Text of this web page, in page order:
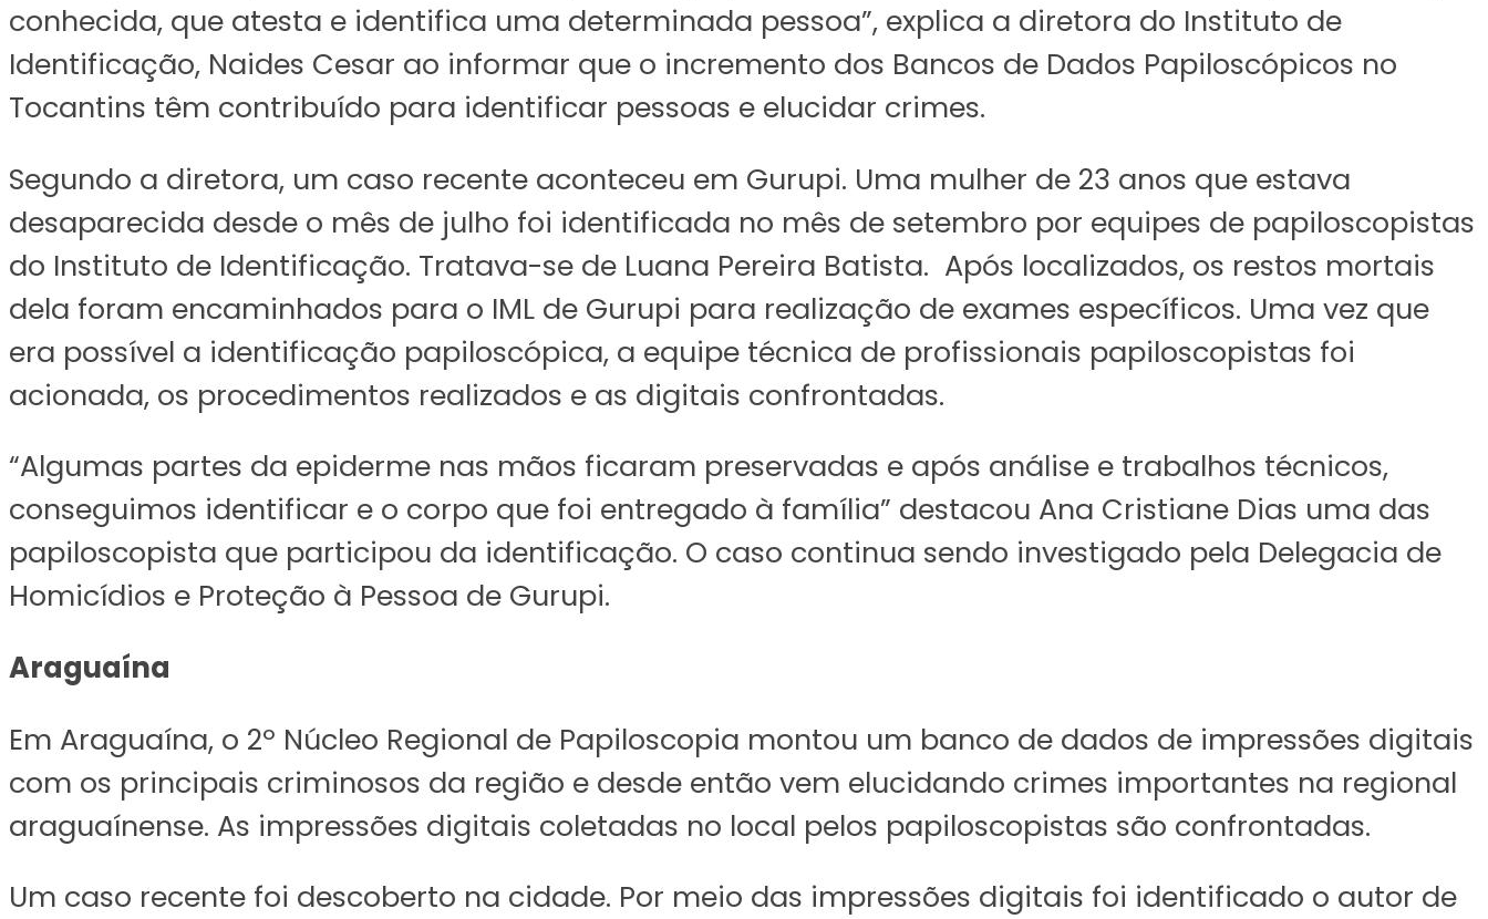
conhecida, que atesta e identifica uma determinada pessoa”, explica a diretora do Instituto de
Identificação, Naides Cesar ao informar que o incremento dos Bancos de Dados Papiloscópicos no
Tocantins têm contribuído para identificar pessoas e elucidar crimes.
Segundo a diretora, um caso recente aconteceu em Gurupi. Uma mulher de 23 anos que estava
desaparecida desde o mês de julho foi identificada no mês de setembro por equipes de papiloscopistas
do Instituto de Identificação. Tratava-se de Luana Pereira Batista. Após localizados, os restos mortais
dela foram encaminhados para o IML de Gurupi para realização de exames específicos. Uma vez que
era possível a identificação papiloscópica, a equipe técnica de profissionais papiloscopistas foi
acionada, os procedimentos realizados e as digitais confrontadas.
“Algumas partes da epiderme nas mãos ficaram preservadas e após análise e trabalhos técnicos,
conseguimos identificar e o corpo que foi entregado à família” destacou Ana Cristiane Dias uma das
papiloscopista que participou da identificação. O caso continua sendo investigado pela Delegacia de
Homicídios e Proteção à Pessoa de Gurupi.
Araguaína
Em Araguaína, o 2º Núcleo Regional de Papiloscopia montou um banco de dados de impressões digitais
com os principais criminosos da região e desde então vem elucidando crimes importantes na regional
araguaínense. As impressões digitais coletadas no local pelos papiloscopistas são confrontadas.
Um caso recente foi descoberto na cidade. Por meio das impressões digitais foi identificado o autor de